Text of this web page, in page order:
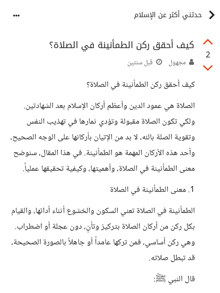
حدثني أكثر عن الإسلام
2
كيف أحقق ركن الطمأنينة في الصلاة؟
مجهول قبل سنتين
كيف أحقق ركن الطمأنينة في الصلاة؟
الصلاة هي عمود الدين وأعظم أركان الإسلام بعد الشهادتين.
ولكي تكون الصلاة مقبولة وتؤدي ثمارها في تهذيب النفس
وتقوية الصلة بالله، لا بد من الإتيان بأركانها على الوجه الصحيح،
وأحد هذه الأركان المهمة هو الطمأنينة. في هذا المقال، سنوضح
معنى الطمأنينة في الصلاة، وأهميتها، وكيفية تحقيقها عملياً.
1. معنى الطمأنينة في الصلاة
الطمأنينة في الصلاة تعني السكون والخشوع أثناء أدائها، والقيام
بكل ركن من أركان الصلاة بتركيز وتأنٍ، دون عجلة أو اضطراب.
وهي ركن أساسي، فمن تركها عامداً أو جاهلاً بالصورة الصحيحة،
قد تبطل صلاته.
قال النبي ﷺ: